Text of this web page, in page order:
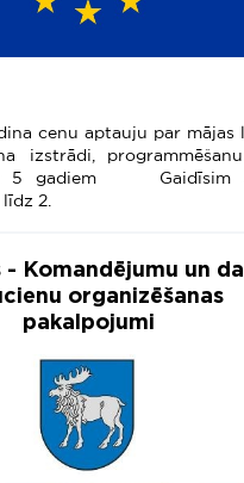
cenu aptauju par mājas
izstrādi,
5 gadiem Gaidīsim
2.
- Komandējumu un
organizēšanas
pakalpojumi